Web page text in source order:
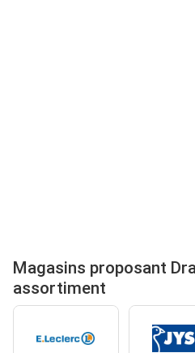
Magasins proposant
assortiment